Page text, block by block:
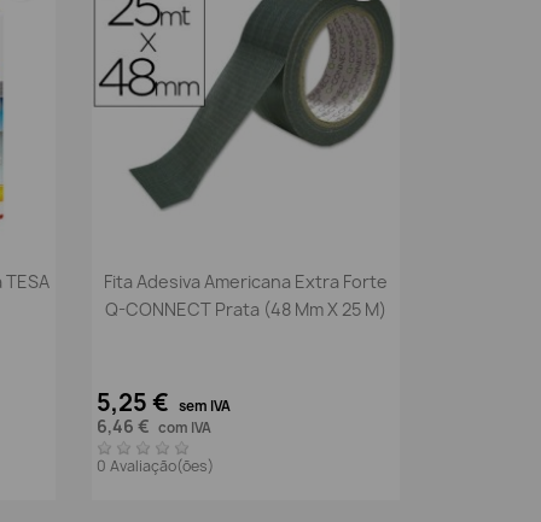
Vista rápida
Fita Adesiva Americana Extra Forte
Q-CONNECT Prata (48 Mm X 25 M)
5,25 € sem IVA
6,46 € com IVA
0 Avaliação(ões)